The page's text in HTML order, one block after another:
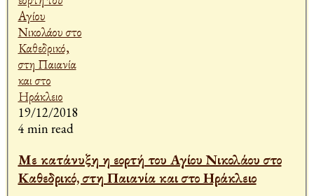
19/12/2018
4 min read
Με κατάνυξη η εορτή του Αγίου Νικολάου στο
Καθεδρικό, στη Παιανία και στο Ηράκλειο